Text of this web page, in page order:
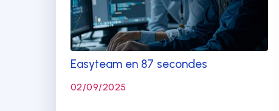
Easyteam en 87 secondes
02/09/2025